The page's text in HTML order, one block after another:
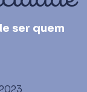
ser quem